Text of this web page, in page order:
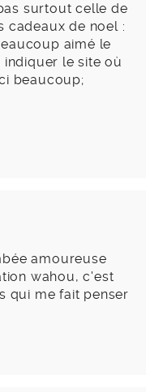
surtout celle de
cadeaux de noel :
aimé le
le site où
beaucoup;
amoureuse
wahou, c'est
qui me fait penser